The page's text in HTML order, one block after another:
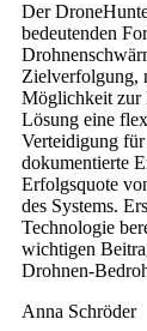
Der
bedeutenden
Zielverfolgung,
Möglichkeit zur
Lösung eine
Verteidigung
dokumentierte
Erfolgsquote
des Systems.
Technologie
wichtigen
Drohnen-
Anna Schröder